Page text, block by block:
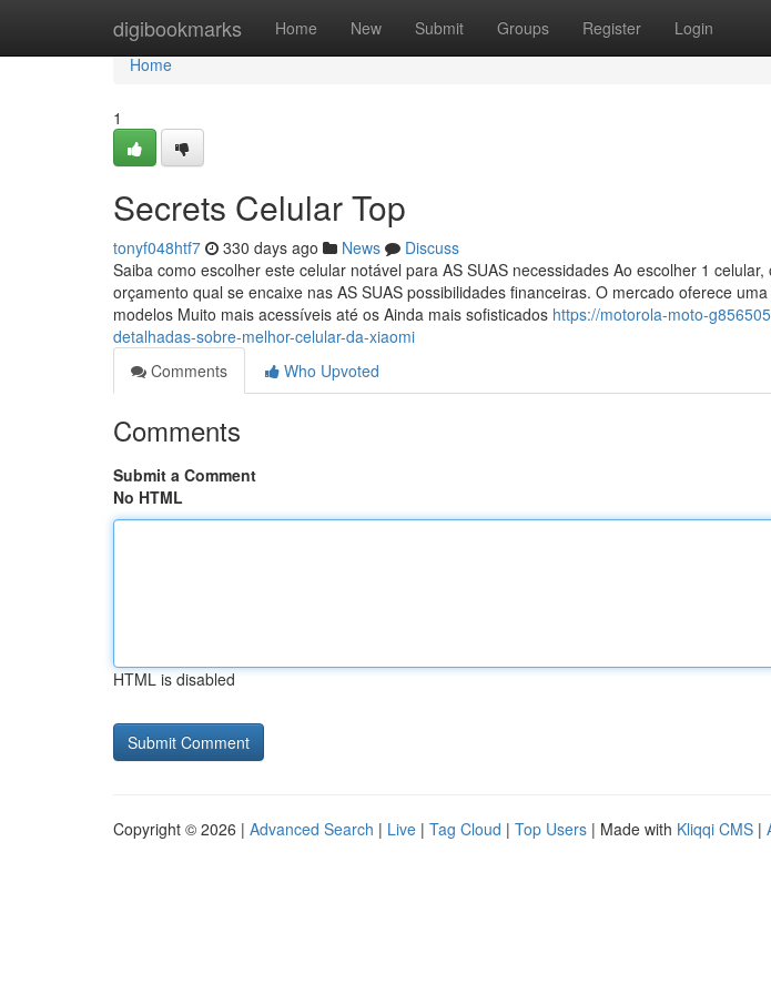
digibookmarks Home New Submit Groups Register Login
Home
Home
1
Secrets Celular Top
tonyf048htf7 330 days ago News
Discuss
Saiba como escolher este celular notável para AS SUAS necessidades Ao escolher 1
orçamento qual se encaixe nas AS SUAS possibilidades financeiras. O mercado oferece
modelos Muito mais acessíveis até os Ainda mais sofisticados https://motorola-moto-
detalhadas-sobre-melhor-celular-da-xiaomi
Comments
Who Upvoted
Comments
Submit a Comment
No HTML
HTML is disabled
Copyright © 2026 | Advanced Search | Live | Tag Cloud | Top Users | Made with Kliqqi CMS |